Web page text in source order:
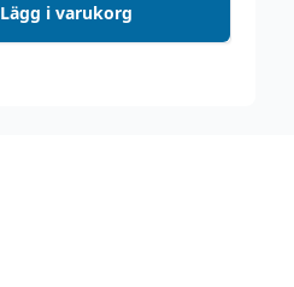
Lägg i varukorg